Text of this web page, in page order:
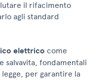
il rifacimento
agli standard
elettrico come
fondamentali
per garantire la